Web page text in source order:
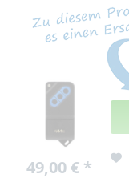
49,00 € *